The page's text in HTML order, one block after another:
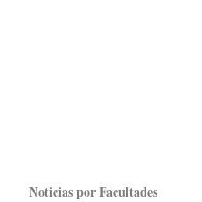
Noticias por Facultades